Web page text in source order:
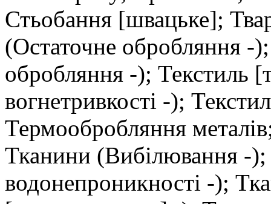
Стьобання [швацьке];
(Остаточне обробляння -
обробляння -); Текстиль
вогнетривкості -);
Термообробляння
Тканини (Вибілювання -
водонепроникності -);